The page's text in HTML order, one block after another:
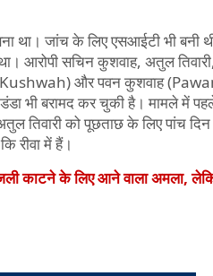
था। जांच के लिए एसआईटी भी बनी
आरोपी सचिन कुशवाह, अतुल
और पवन कुशवाह (Pawan
भी बरामद कर चुकी है। मामले में
तिवारी को पूछताछ के लिए पांच दिन
रीवा में हैं।
काटने के लिए आने वाला अमला,